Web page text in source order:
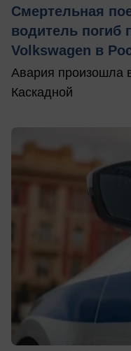
Смертельная
водитель погиб
Volkswagen в
Авария произошла
Каскадной